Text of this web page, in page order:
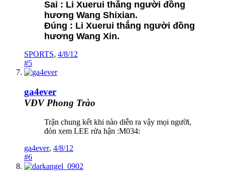
Sai : Li Xuerui thắng người đồng
hương Wang Shixian.
Đúng : Li Xuerui thắng người đồng
hương Wang Xin.
SPORTS, 4/8/12
#5
ga4ever
VĐV Phong Trào
Trận chung kết khi nào diễn ra vậy mọi người,
đón xem LEE rửa hận :M034:
ga4ever, 4/8/12
#6